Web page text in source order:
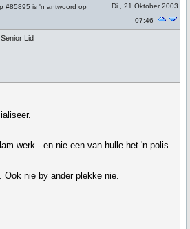
#85895 is 'n antwoord op
Di., 21 Oktober 2003
07:46
Senior Lid
werk - en nie een van hulle het 'n polis
Ook nie by ander plekke nie.